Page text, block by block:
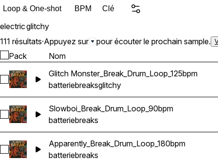
Loop & One-shot BPM Clé
electricglitchy
111 résultats·Appuyez sur pour écouter le prochain sample.
Pack Nom
Sélectionnez Glitch Monster_Break_Drum_Loop_125bpm
Glitch Monster_Break_Drum_Loop_125bpm
batteriebreaksglitchy
Sélectionnez Slowboi_Break_Drum_Loop_90bpm
Slowboi_Break_Drum_Loop_90bpm
batteriebreaks
Sélectionnez Apparently_Break_Drum_Loop_180bpm
Apparently_Break_Drum_Loop_180bpm
batteriebreaks